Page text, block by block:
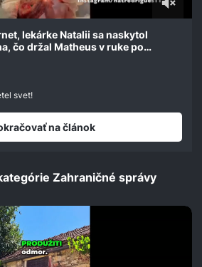
lekárke Natalii sa naskytol
čo držal Matheus v ruke po
svet!
na článok
Zahraničné správy